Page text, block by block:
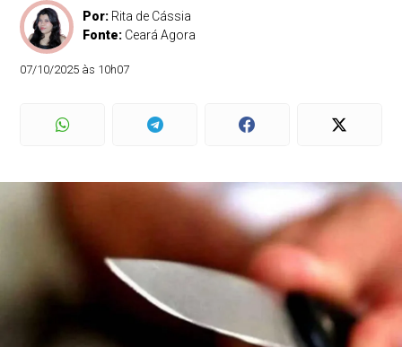
Por: Rita de Cássia
Fonte: Ceará Agora
07/10/2025 às 10h07